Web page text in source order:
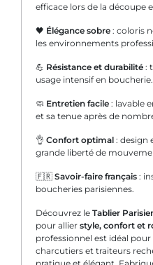
efficace lors de la découpe
🖤 Élégance sobre : coloris
les environnements
💪 Résistance et durabilité :
usage intensif en boucherie.
🧼 Entretien facile : lavable
et sa tenue après de
👌 Confort optimal : design
grande liberté de
🇫🇷 Savoir-faire français :
boucheries parisiennes.
Découvrez le Tablier
pour allier style, confort et
professionnel est idéal pour
charcutiers et traiteurs